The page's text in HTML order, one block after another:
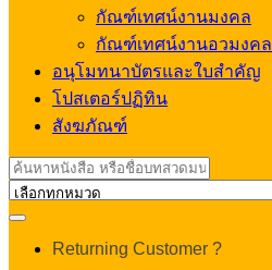
กัณฑ์เทศน์งานมงคล
กัณฑ์เทศน์งานอวมงคล
อนุโมทนาบัตรและใบสำคัญ
โปสเตอร์ปฏิทิน
สังฆภัณฑ์
Search
for:
Returning Customer ?